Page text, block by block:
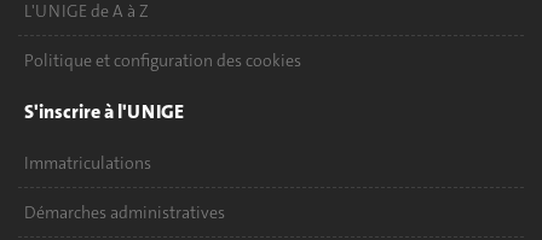
L'UNIGE de A à Z
Politique et configuration des cookies
S'inscrire à l'UNIGE
Immatriculations
Démarches administratives